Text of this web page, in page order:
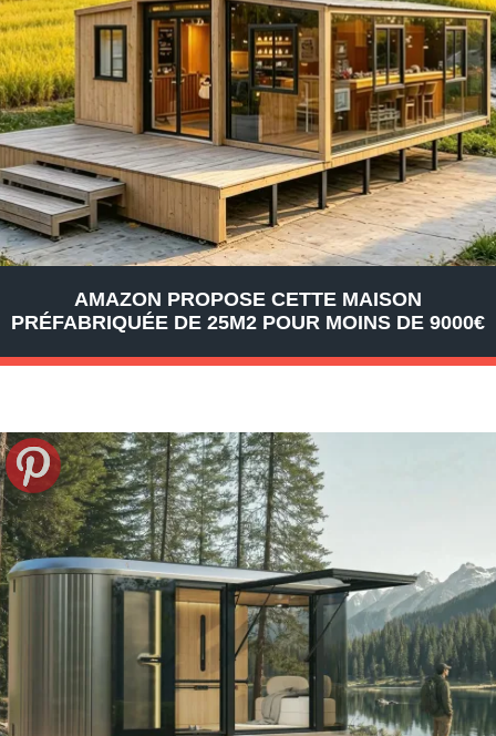
AMAZON PROPOSE CETTE MAISON
PRÉFABRIQUÉE DE 25M2 POUR MOINS DE 9000€